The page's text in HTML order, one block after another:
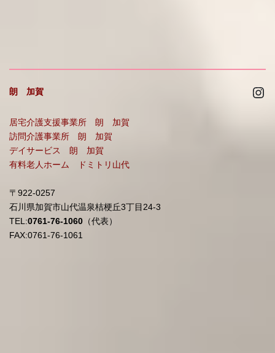
朗 加賀
居宅介護支援事業所 朗 加賀
訪問介護事業所 朗 加賀
デイサービス 朗 加賀
有料老人ホーム ドミトリ山代
〒922-0257
石川県加賀市山代温泉桔梗丘3丁目24-3
TEL:0761-76-1060 （代表）
FAX:0761-76-1061